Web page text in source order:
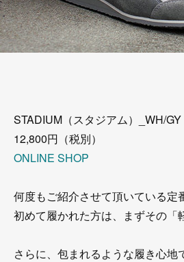
STADIUM（スタジアム）_WH/GY
12,800円（税別）
ONLINE SHOP
何度もご紹介させて頂いている定
初めて履かれた方は、まずその「
さらに、包まれるような履き心地